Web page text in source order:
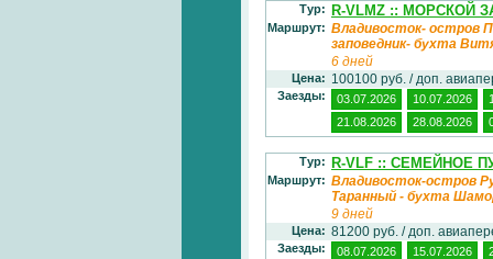
Тур: R-VLMZ :: МОРСКОЙ
Маршрут: Владивосток- остров
заповедник- бухта
6 дней
Цена: 100100 руб. / доп.
Заезды: 03.07.2026 10.07.2026
21.08.2026
28.08.2026
Тур: R-VLF :: СЕМЕЙНОЕ
Маршрут: Владивосток-остров
Таранный - бухта
9 дней
Цена: 81200 руб. / доп.
Заезды: 08.07.2026 15.07.2026